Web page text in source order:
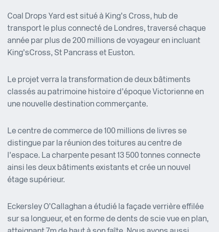
Coal Drops Yard est situé à King’s Cross, hub de
transport le plus connecté de Londres, traversé chaque
année par plus de 200 millions de voyageur en incluant
King’sCross, St Pancrass et Euston.
Le projet verra la transformation de deux bâtiments
classés au patrimoine histoire d’époque Victorienne en
une nouvelle destination commerçante.
Le centre de commerce de 100 millions de livres se
distingue par la réunion des toitures au centre de
l’espace. La charpente pesant 13 500 tonnes connecte
ainsi les deux bâtiments existants et crée un nouvel
étage supérieur.
Eckersley O’Callaghan a étudié la façade verrière effilée
sur sa longueur, et en forme de dents de scie vue en plan,